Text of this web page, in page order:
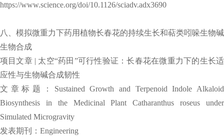
https://www.science.org/doi/10.1126/sciadv.adx3690
八、模拟微重力下药用植物长春花的持续生长和萜类吲哚生物碱
生物合成
项目文章 | 太空“药田”可行性验证：长春花在微重力下的生长适
应性与生物碱合成韧性
文章标题：Sustained Growth and Terpenoid Indole Alkaloid
Biosynthesis in the Medicinal Plant Catharanthus roseus under
Simulated Microgravity
发表期刊：Engineering